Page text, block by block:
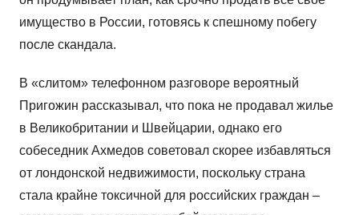
имущество в России, готовясь к спешному побегу
после скандала.
В «слитом» телефонном разговоре вероятный
Пригожин рассказывал, что пока не продавал жилье
в Великобритании и Швейцарии, однако его
собеседник Ахмедов советовал скорее избавляться
от лондонской недвижимости, поскольку страна
стала крайне токсичной для российских граждан –